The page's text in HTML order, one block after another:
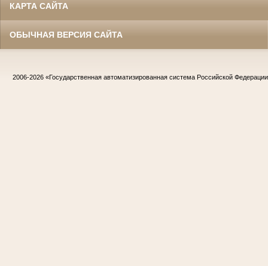
КАРТА САЙТА
ОБЫЧНАЯ ВЕРСИЯ САЙТА
2006-2026 «Государственная автоматизированная система Российской